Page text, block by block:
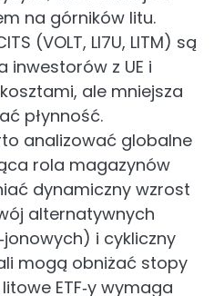
na górników litu.
(VOLT, LI7U, LITM) są
inwestorów z UE i
ale mniejsza
płynność.
analizować globalne
rola magazynów
dynamiczny wzrost
alternatywnych
i cykliczny
mogą obniżać stopy
ETF‑y wymaga